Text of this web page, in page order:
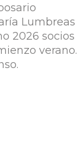
Lumbreas
2026 socios
verano.